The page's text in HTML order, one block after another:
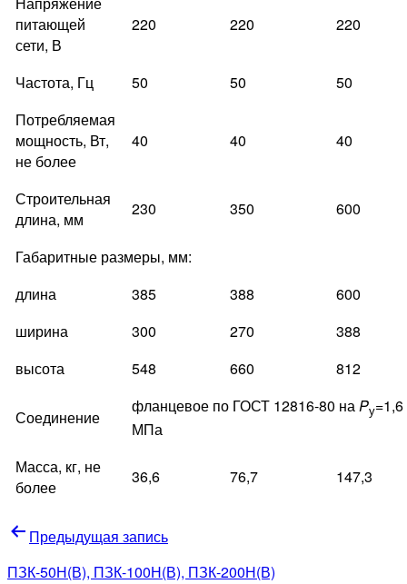
питающей
сети, В
220 220 220
Частота, Гц 50 50
50
Потребляемая
мощность, Вт,
не более
40 40 40
Строительная
длина, мм
230 350 600
Габаритные размеры, мм:
длина
385 388
600
ширина
300 270
388
высота
548 660 812
Соединение
фланцевое по ГОСТ 12816-80 наPу=1,6
МПа
Масса, кг, не
более
36,6 76,7 147,3
Навигация
по
Предыдущая запись
ПЗК-50Н(В), ПЗК-100Н(В), ПЗК-200Н(В)